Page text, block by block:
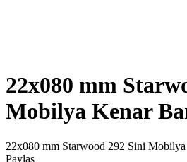
22x080 mm
Mobilya Kenar
22x080 mm Starwood 292 Sini Mobilya
Paylaş